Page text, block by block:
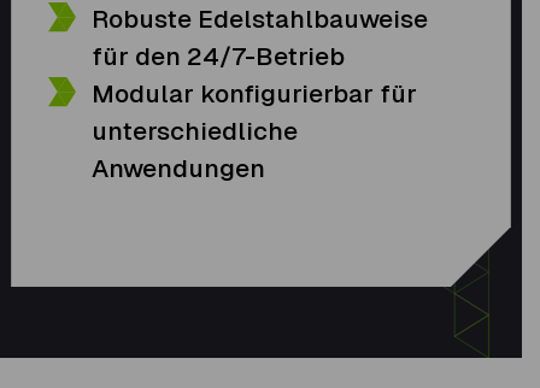
Robuste Edelstahlbauweise
für den 24/7-Betrieb
Modular konfigurierbar für
unterschiedliche
Anwendungen